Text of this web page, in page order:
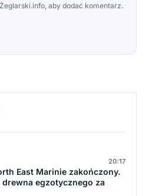
aby dodać komentarz.
20:17
East Marinie zakończony.
egzotycznego za